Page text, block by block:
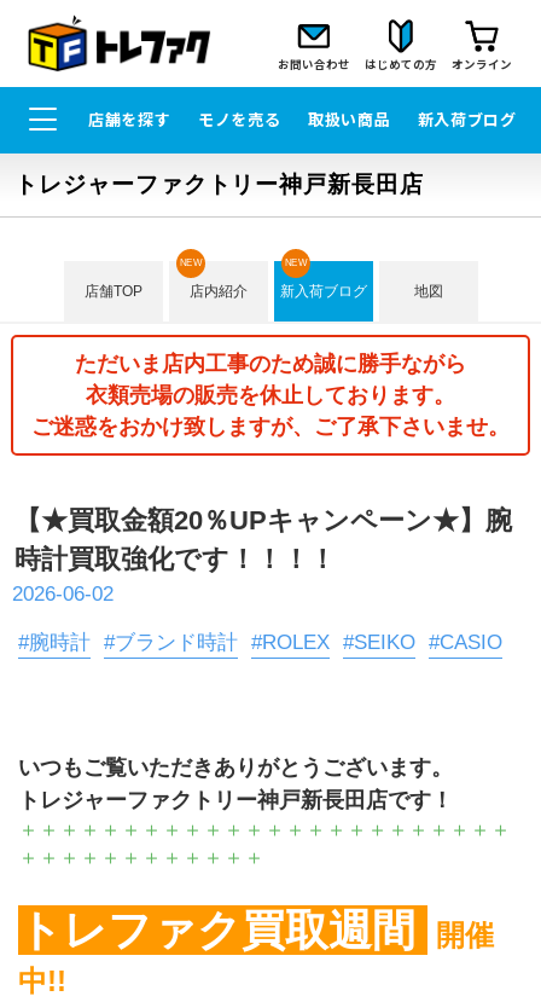
お問い合わせ はじめての方 オンライン
店舗を探す モノを売る 取扱い商品 新入荷ブログ
トレジャーファクトリー神戸新長田店
店舗TOP 店内紹介
NEW
新入荷ブログ
NEW
地図
ただいま店内工事のため誠に勝手ながら
衣類売場の販売を休止しております。
ご迷惑をおかけ致しますが、ご了承下さいませ。
【★買取金額20％UPキャンペーン★】腕
時計買取強化です！！！！
2026-06-02
#腕時計 #ブランド時計 #ROLEX #SEIKO #CASIO
いつもご覧いただきありがとうございます。
トレジャーファクトリー神戸新長田店です！
＋＋＋＋＋＋＋＋＋＋＋＋＋＋＋＋＋＋＋＋＋＋＋＋
＋＋＋＋＋＋＋＋＋＋＋＋
トレファク買取週間
開催
中!!